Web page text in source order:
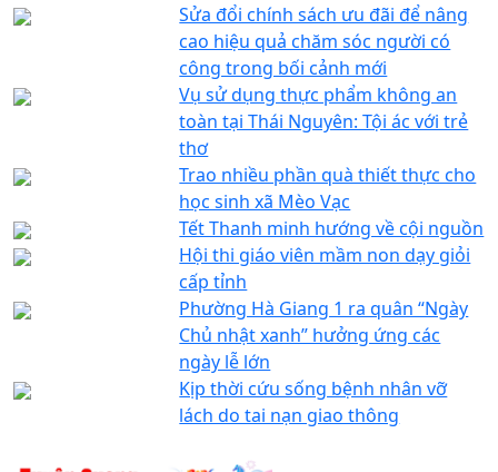
Sửa đổi chính sách ưu đãi để nâng
cao hiệu quả chăm sóc người có
công trong bối cảnh mới
Vụ sử dụng thực phẩm không an
toàn tại Thái Nguyên: Tội ác với trẻ
thơ
Trao nhiều phần quà thiết thực cho
học sinh xã Mèo Vạc
Tết Thanh minh hướng về cội nguồn
Hội thi giáo viên mầm non dạy giỏi
cấp tỉnh
Phường Hà Giang 1 ra quân “Ngày
Chủ nhật xanh” hưởng ứng các
ngày lễ lớn
Kịp thời cứu sống bệnh nhân vỡ
lách do tai nạn giao thông